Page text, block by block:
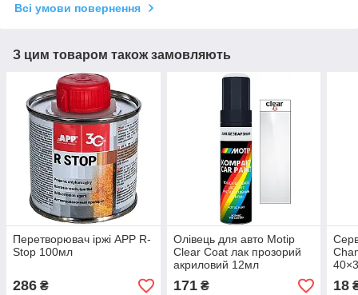
Всі умови повернення
З цим товаром також замовляють
Перетворювач іржі APP R-
Stop 100мл
286 ₴
Олівець для авто Motip
Clear Coat лак прозорий
акриловий 12мл
171₴ 18